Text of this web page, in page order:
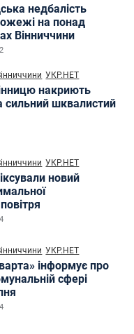
недбалість
на понад
Вінниччини
УКР.НЕТ
накриють
сильний шквалистий
УКР.НЕТ
новий
УКР.НЕТ
інформує про
сфері